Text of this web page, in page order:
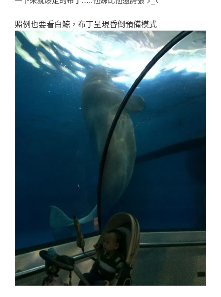
照例也要看白鯨，布丁呈現昏倒預備模式